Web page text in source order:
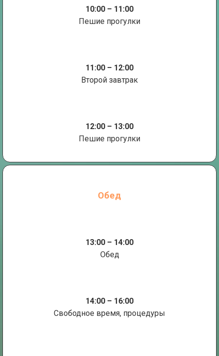
10:00 – 11:00
Пешие прогулки
11:00 – 12:00
Второй завтрак
12:00 – 13:00
Пешие прогулки
Обед
13:00 – 14:00
Обед
14:00 – 16:00
Свободное время, процедуры